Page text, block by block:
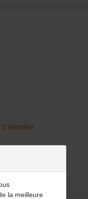
S'identifier
S'identifier
la meilleure